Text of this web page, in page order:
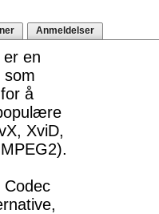
Anmeldelser
er en
som
å
XviD,
Codec